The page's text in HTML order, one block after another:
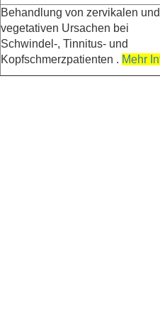
Behandlung von zervikalen und
vegetativen Ursachen bei
Schwindel-, Tinnitus- und
Kopfschmerzpatienten . Mehr